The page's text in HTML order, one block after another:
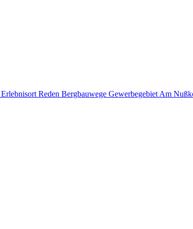
Erlebnisort Reden Bergbauwege Gewerbegebiet Am